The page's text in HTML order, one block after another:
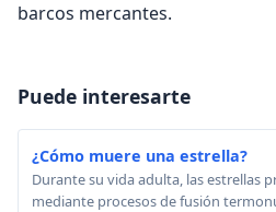
barcos mercantes.
Puede interesarte
¿Cómo muere una estrella?
Durante su vida adulta, las estrellas
mediante procesos de fusión